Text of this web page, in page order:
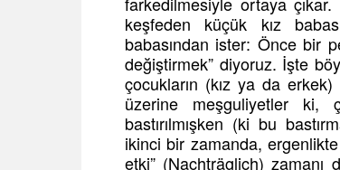
keşfeden küçük kız
babasından ister: Önce bir
değiştirmek” diyoruz. İşte
çocukların (kız ya da
üzerine meşguliyetler ki,
bastırılmışken (ki bu
ikinci bir zamanda,
etki” (Nachträglich) zamanı